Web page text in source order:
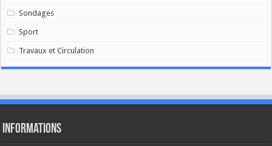
Sondages
Sport
Travaux et Circulation
Informations